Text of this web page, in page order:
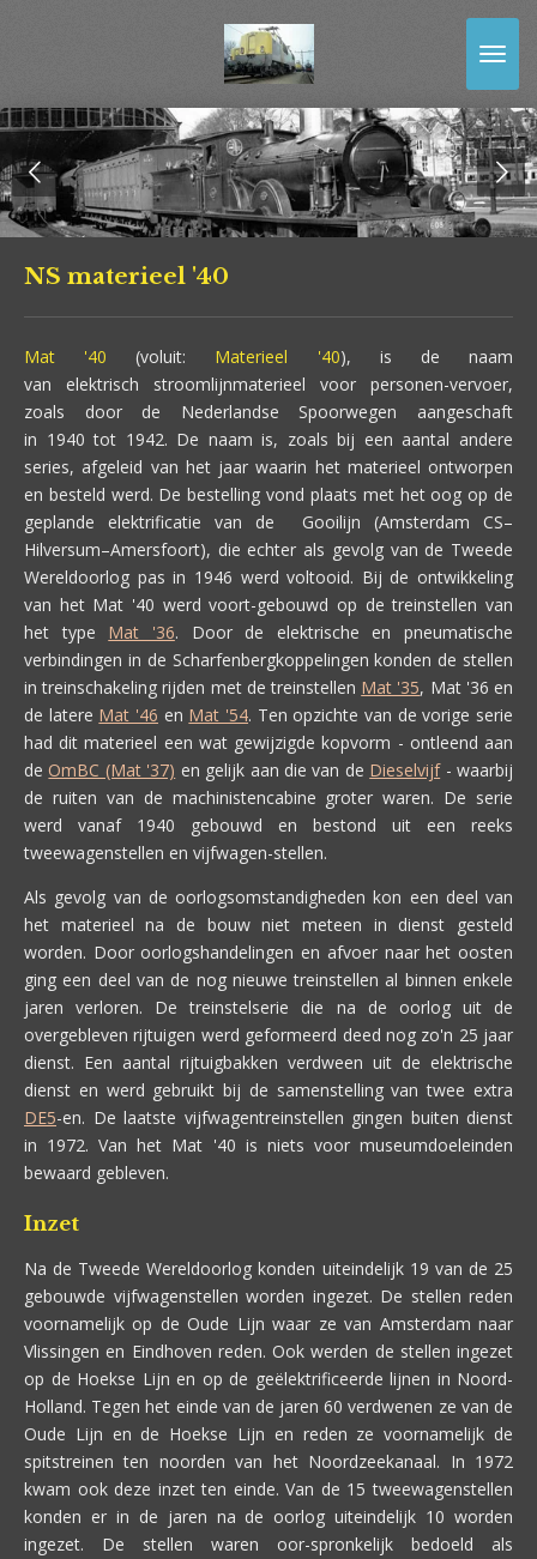
de
hoofdinhoud
NS materieel '40
Mat '40 (voluit: Materieel '40), is de naam
van elektrisch stroomlijnmaterieel voor personen-vervoer,
zoals door de Nederlandse Spoorwegen aangeschaft
in 1940 tot 1942. De naam is, zoals bij een aantal andere
series, afgeleid van het jaar waarin het materieel ontworpen
en besteld werd. De bestelling vond plaats met het oog op de
geplande elektrificatie van de Gooilijn (Amsterdam CS–
Hilversum–Amersfoort), die echter als gevolg van de Tweede
Wereldoorlog pas in 1946 werd voltooid. Bij de ontwikkeling
van het Mat '40 werd voort-gebouwd op de treinstellen van
het type Mat '36. Door de elektrische en pneumatische
verbindingen in de Scharfenbergkoppelingen konden de stellen
in treinschakeling rijden met de treinstellen Mat '35, Mat '36 en
de latere Mat '46 en Mat '54. Ten opzichte van de vorige serie
had dit materieel een wat gewijzigde kopvorm - ontleend aan
de OmBC (Mat '37) en gelijk aan die van de Dieselvijf- waarbij
de ruiten van de machinistencabine groter waren. De serie
werd vanaf 1940 gebouwd en bestond uit een reeks
tweewagenstellen en vijfwagen-stellen.
Als gevolg van de oorlogsomstandigheden kon een deel van
het materieel na de bouw niet meteen in dienst gesteld
worden. Door oorlogshandelingen en afvoer naar het oosten
ging een deel van de nog nieuwe treinstellen al binnen enkele
jaren verloren. De treinstelserie die na de oorlog uit de
overgebleven rijtuigen werd geformeerd deed nog zo'n 25 jaar
dienst. Een aantal rijtuigbakken verdween uit de elektrische
dienst en werd gebruikt bij de samenstelling van twee extra
DE5-en. De laatste vijfwagentreinstellen gingen buiten dienst
in 1972. Van het Mat '40 is niets voor museumdoeleinden
bewaard gebleven.
Inzet
Na de Tweede Wereldoorlog konden uiteindelijk 19 van de 25
gebouwde vijfwagenstellen worden ingezet. De stellen reden
voornamelijk op de Oude Lijn waar ze van Amsterdam naar
Vlissingen en Eindhoven reden. Ook werden de stellen ingezet
op de Hoekse Lijn en op de geëlektrificeerde lijnen in Noord-
Holland. Tegen het einde van de jaren 60 verdwenen ze van de
Oude Lijn en de Hoekse Lijn en reden ze voornamelijk de
spitstreinen ten noorden van het Noordzeekanaal. In 1972
kwam ook deze inzet ten einde. Van de 15 tweewagenstellen
konden er in de jaren na de oorlog uiteindelijk 10 worden
ingezet. De stellen waren oor-spronkelijk bedoeld als